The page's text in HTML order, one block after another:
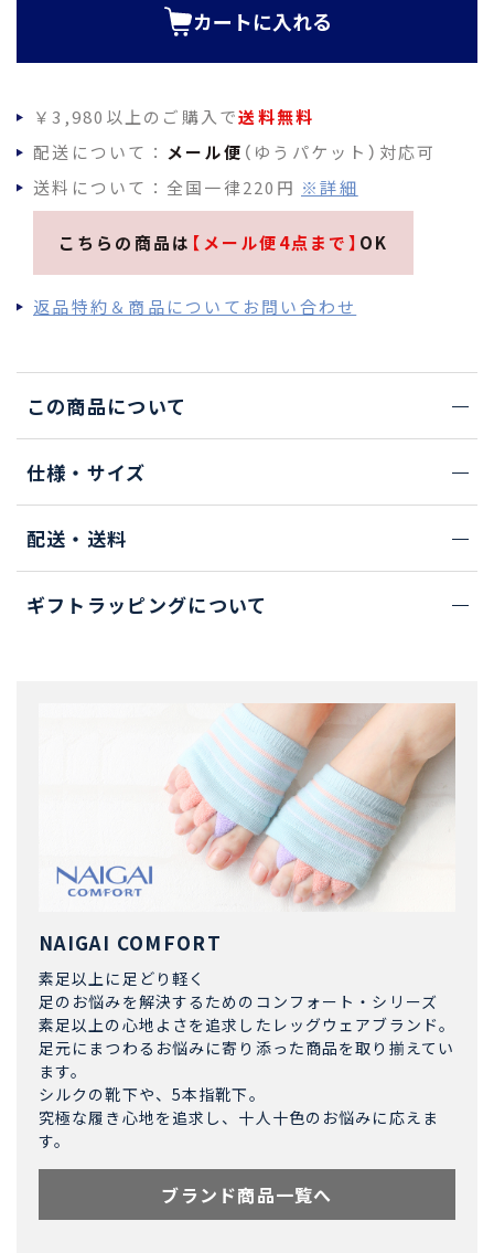
カートに入れる
￥3,980以上のご購入で送料無料
配送について： メール便 （ゆうパケット）対応可
送料について：全国一律220円 ※詳細
こちらの商品は 【メール便4点まで】 OK
返品特約＆商品についてお問い合わせ
この商品について
仕様・サイズ
配送・送料
ギフトラッピングについて
NAIGAI COMFORT
素足以上に足どり軽く
足のお悩みを解決するためのコンフォート・シリーズ
素足以上の心地よさを追求したレッグウェアブランド。
足元にまつわるお悩みに寄り添った商品を取り揃えてい
ます。
シルクの靴下や、5本指靴下。
究極な履き心地を追求し、十人十色のお悩みに応えま
す。
ブランド商品一覧へ